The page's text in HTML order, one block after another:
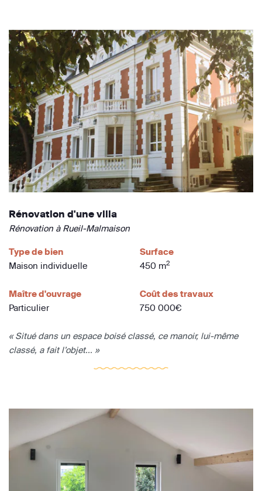
Rénovation d'une villa
Rénovation à Rueil-Malmaison
Type de bien
Maison individuelle
Surface
450 m2
Maître d'ouvrage
Particulier
Coût des travaux
750 000€
« Situé dans un espace boisé classé, ce manoir, lui-même
classé, a fait l’objet... »